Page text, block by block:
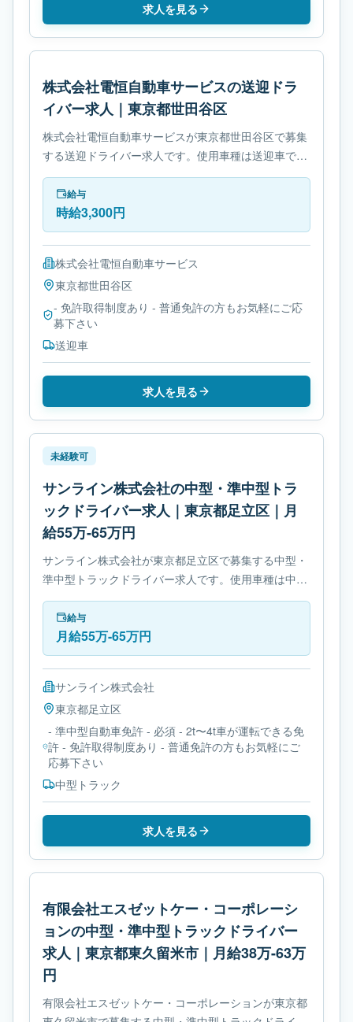
求人を見る
株式会社電恒自動車サービスの送迎ドラ
イバー求人｜東京都世田谷区
株式会社電恒自動車サービスが東京都世田谷区で募集
する送迎ドライバー求人です。使用車種は送迎車で
す。勤務時間は- シフト制です。必要免許は- 免許取得
制度ありです。
給与
時給3,300円
株式会社電恒自動車サービス
東京都世田谷区
- 免許取得制度あり - 普通免許の方もお気軽にご応
募下さい
送迎車
求人を見る
未経験可
サンライン株式会社の中型・準中型トラ
ックドライバー求人｜東京都足立区｜月
給55万-65万円
サンライン株式会社が東京都足立区で募集する中型・
準中型トラックドライバー求人です。使用車種は中型
トラックです。勤務時間は- 変形労働時間制です。必
要免許は- 準中型自動車免許です。
給与
月給55万-65万円
サンライン株式会社
東京都足立区
- 準中型自動車免許 - 必須 - 2t〜4t車が運転できる免
許 - 免許取得制度あり - 普通免許の方もお気軽にご
応募下さい
中型トラック
求人を見る
有限会社エスゼットケー・コーポレーシ
ョンの中型・準中型トラックドライバー
求人｜東京都東久留米市｜月給38万-63万
円
有限会社エスゼットケー・コーポレーションが東京都